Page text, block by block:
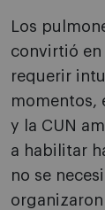
Los
convirtió en
requerir
momentos,
y la CUN
a habilitar
no se